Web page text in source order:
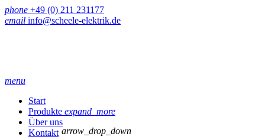
phone +49 (0) 211 231177
email info@scheele-elektrik.de
menu
Start
Produkte expand_more
Über uns
Kontakt arrow_drop_down